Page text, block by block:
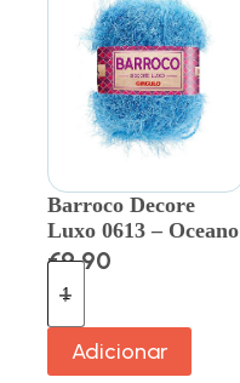
Barroco Decore
Luxo 0613 – Oceano
€9.90
Adicionar